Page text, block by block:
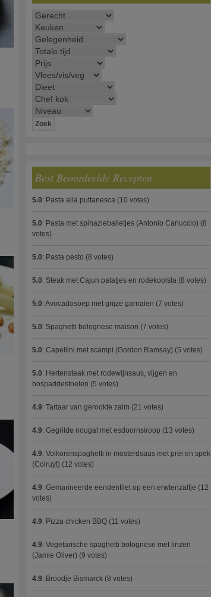
Best Beoordeelde Recepten
5.0: Pasta alla puttanesca (10 votes)
5.0: Pasta met spinazieballetjes (Antonio Carluccio) (8
votes)
5.0: Pasta pesto (8 votes)
5.0: Steak met Cajun patatjes en rodekoolsla (8 votes)
5.0: Avocadosoep met grijze garnalen (7 votes)
5.0: Spaghetti bolognese maison (7 votes)
5.0: Capellini met scampi (Gordon Ramsay) (5 votes)
5.0: Hertensteak met rodewijnsaus, vijgen en
bospaddestoelen (5 votes)
4.9: Tartaar van gerookte zalm (21 votes)
4.9: Gegrilde nougat met esdoornsiroop (13 votes)
4.9: Volkorenspaghetti in mosterdsaus met prei en spek
(Colruyt) (12 votes)
4.9: Gemarineerde eendenfilet op een erwtenzalfje (12
votes)
4.9: Pizza chicken BBQ (11 votes)
4.9: Vegetarische spaghetti bolognese met linzen
(Jamie Oliver) (9 votes)
4.9: Broodje Bismarck (8 votes)